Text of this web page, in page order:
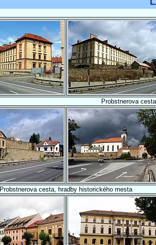
Probstnerova
Probstnerova cesta, hradby historického mesta